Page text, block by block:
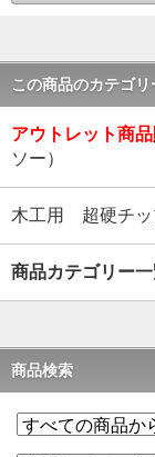
この商品のカテゴリ
アウトレット商
ソー）
木工用 超硬チッ
商品カテゴリー
商品検索